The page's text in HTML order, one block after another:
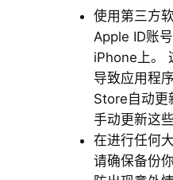
使用第三方
Apple ID账
iPhone上。
导致应用程
Store自动更
手动更新这些
在进行任何
请确保备份